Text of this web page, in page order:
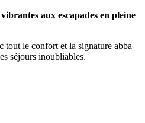
aux escapades en pleine
tout le confort et la signature abba
séjours inoubliables.